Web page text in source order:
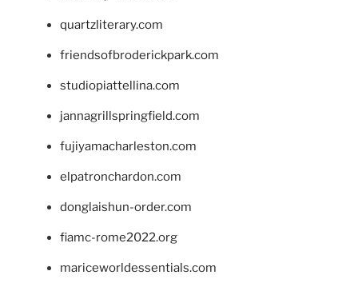
quartzliterary.com
friendsofbroderickpark.com
studiopiattellina.com
jannagrillspringfield.com
fujiyamacharleston.com
elpatronchardon.com
donglaishun-order.com
fiamc-rome2022.org
mariceworldessentials.com